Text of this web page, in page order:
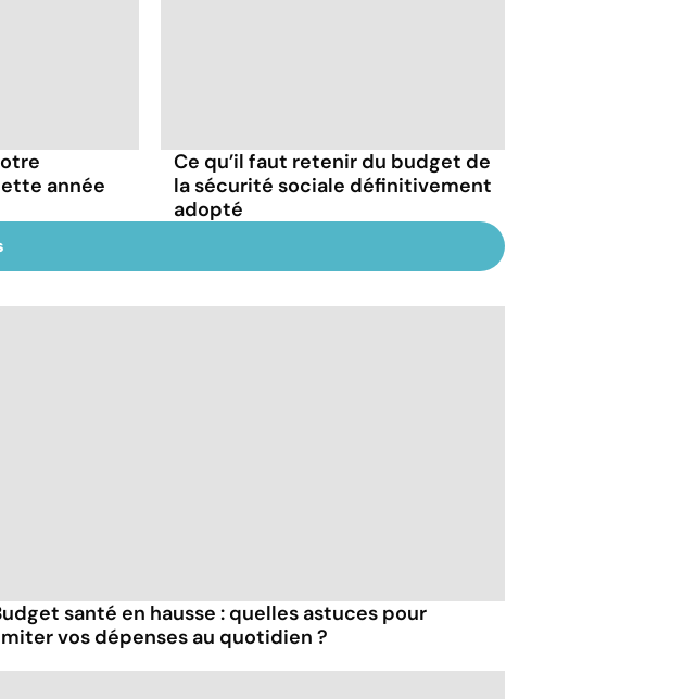
année
Ce qu’il faut retenir du budget de
la sécurité sociale définitivement
adopté
santé en hausse : quelles astuces pour
vos dépenses au quotidien ?